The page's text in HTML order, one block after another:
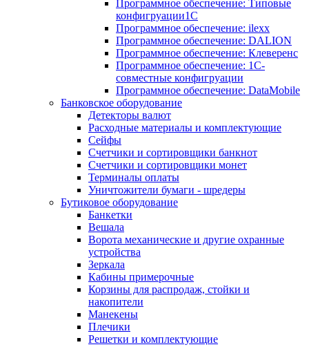
Программное обеспечение: Типовые
конфигруации1С
Программное обеспечение: ilexx
Программное обеспечение: DALION
Программное обеспечение: Клеверенс
Программное обеспечение: 1С-
совместные конфигруации
Программное обеспечение: DataMobile
Банковское оборудование
Детекторы валют
Расходные материалы и комплектующие
Сейфы
Счетчики и сортировщики банкнот
Счетчики и сортировщики монет
Терминалы оплаты
Уничтожители бумаги - шредеры
Бутиковое оборудование
Банкетки
Вешала
Ворота механические и другие охранные
устройства
Зеркала
Кабины примерочные
Корзины для распродаж, стойки и
накопители
Манекены
Плечики
Решетки и комплектующие